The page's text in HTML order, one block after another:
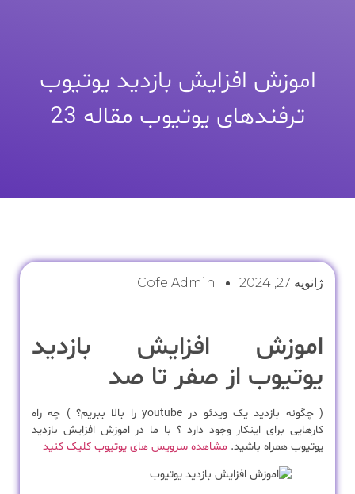
اموزش افزایش بازدید یوتیوب
ترفندهای یوتیوب مقاله 23
ژانویه 27, 2024 Cofe Admin
اموزش افزایش بازدید
یوتیوب از صفر تا صد
( چگونه بازدید یک ویدئو در youtube را بالا ببریم؟ ) چه راه
کارهایی برای اینکار وجود دارد ؟ با ما در اموزش افزایش بازدید
یوتیوب همراه باشید. مشاهده سرویس های یوتیوب کلیک کنید